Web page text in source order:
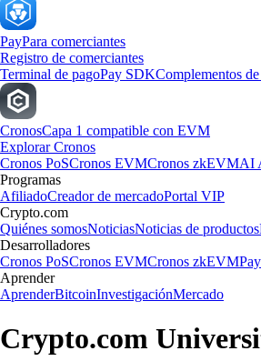
PayPara comerciantes
Registro de comerciantes
Terminal de pagoPay SDKComplementos
CronosCapa 1 compatible con EVM
Explorar Cronos
Cronos PoSCronos EVMCronos zkEVMAI
Programas
AfiliadoCreador de mercadoPortal VIP
Crypto.com
Quiénes somosNoticiasNoticias de productos
Desarrolladores
Cronos PoSCronos EVMCronos zkEVM
Aprender
AprenderBitcoinInvestigaciónMercado
Crypto.com